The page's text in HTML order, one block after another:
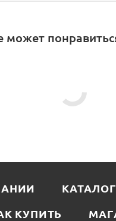
может
КАТАЛОГ
КУПИТЬ